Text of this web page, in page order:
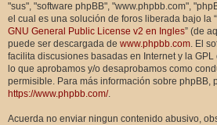
"sus", "software phpBB", "www.phpbb.com",
el cual es una solución de foros liberada bajo la “
GNU General Public License v2 en Ingles” (de
puede ser descargada de www.phpbb.com. El
facilita discusiones basadas en Internet y la
lo que aprobamos y/o desaprobamos como
permisible. Para más información sobre phpBB,
https://www.phpbb.com/.
Acuerda no enviar ningun contenido abusivo,